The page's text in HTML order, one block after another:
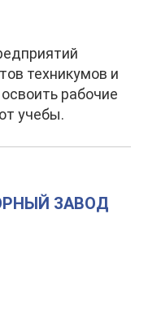
техникумов и
рабочие
учебы.
ЗАВОД